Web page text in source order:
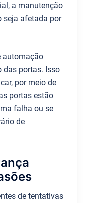
a manutenção
seja afetada por
automação
das portas. Isso
por meio de
portas estão
falha ou se
de
de tentativas